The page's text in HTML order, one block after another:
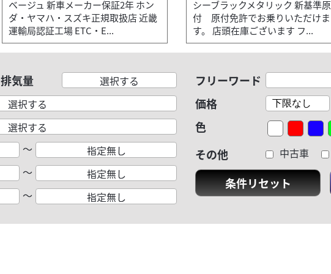
ベージュ 新車メーカー保証2年 ホン
ダ・ヤマハ・スズキ正規取扱店 近畿
運輸局認証工場 ETC・E...
シーブラックメタリック 新基準原
付 原付免許でお乗りいただけま
す。 店頭在庫ございます フ...
排気量 選択する
選択する
選択する
～ 指定無し
～ 指定無し
～ 指定無し
フリーワード
価格
色
その他
中古車
条件リセット